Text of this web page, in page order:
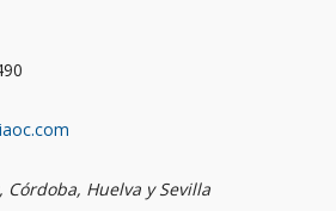
Huelva y Sevilla